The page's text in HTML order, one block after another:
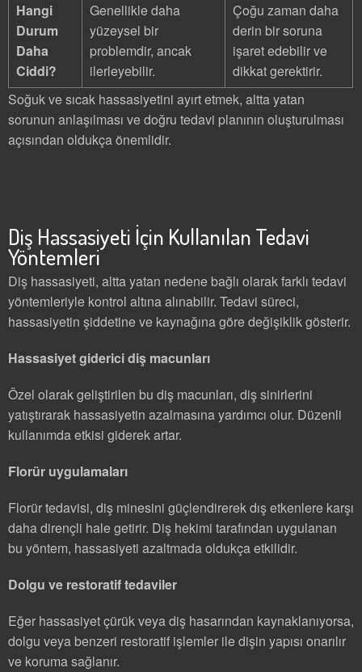
Hangi
Durum
Daha
Ciddi?
Genellikle daha
yüzeysel bir
problemdir, ancak
ilerleyebilir.
Çoğu zaman daha
derin bir soruna
işaret edebilir ve
dikkat gerektirir.
Soğuk ve sıcak hassasiyetini ayırt etmek, altta yatan
sorunun anlaşılması ve doğru tedavi planının oluşturulması
açısından oldukça önemlidir.
Diş Hassasiyeti İçin Kullanılan Tedavi
Yöntemleri
Diş hassasiyeti, altta yatan nedene bağlı olarak farklı tedavi
yöntemleriyle kontrol altına alınabilir. Tedavi süreci,
hassasiyetin şiddetine ve kaynağına göre değişiklik gösterir.
Hassasiyet giderici diş macunları
Özel olarak geliştirilen bu diş macunları, diş sinirlerini
yatıştırarak hassasiyetin azalmasına yardımcı olur. Düzenli
kullanımda etkisi giderek artar.
Florür uygulamaları
Florür tedavisi, diş minesini güçlendirerek dış etkenlere karşı
daha dirençli hale getirir. Diş hekimi tarafından uygulanan
bu yöntem, hassasiyeti azaltmada oldukça etkilidir.
Dolgu ve restoratif tedaviler
Eğer hassasiyet çürük veya diş hasarından kaynaklanıyorsa,
dolgu veya benzeri restoratif işlemler ile dişin yapısı onarılır
ve koruma sağlanır.